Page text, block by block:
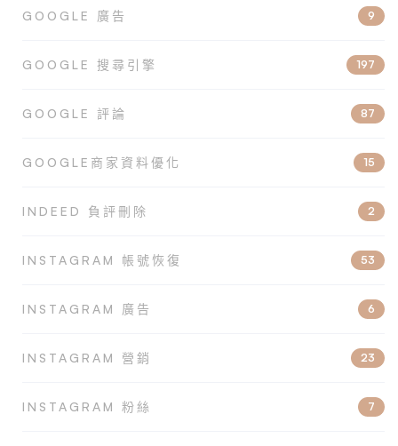
GOOGLE 廣告 9
GOOGLE 搜尋引擎 197
GOOGLE 評論 87
GOOGLE商家資料優化 15
INDEED 負評刪除 2
INSTAGRAM 帳號恢復 53
INSTAGRAM 廣告 6
INSTAGRAM 營銷 23
INSTAGRAM 粉絲 7